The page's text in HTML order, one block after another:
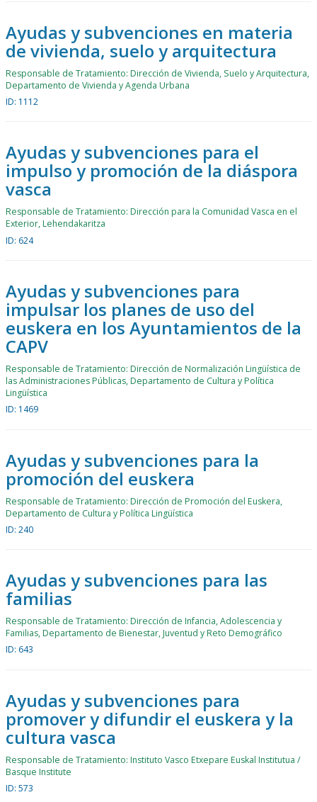
Ayudas y subvenciones en materia
de vivienda, suelo y arquitectura
Responsable de Tratamiento: Dirección de Vivienda, Suelo y Arquitectura,
Departamento de Vivienda y Agenda Urbana
ID: 1112
Ayudas y subvenciones para el
impulso y promoción de la diáspora
vasca
Responsable de Tratamiento: Dirección para la Comunidad Vasca en el
Exterior, Lehendakaritza
ID: 624
Ayudas y subvenciones para
impulsar los planes de uso del
euskera en los Ayuntamientos de la
CAPV
Responsable de Tratamiento: Dirección de Normalización Lingüística de
las Administraciones Públicas, Departamento de Cultura y Política
Lingüística
ID: 1469
Ayudas y subvenciones para la
promoción del euskera
Responsable de Tratamiento: Dirección de Promoción del Euskera,
Departamento de Cultura y Política Lingüística
ID: 240
Ayudas y subvenciones para las
familias
Responsable de Tratamiento: Dirección de Infancia, Adolescencia y
Familias, Departamento de Bienestar, Juventud y Reto Demográfico
ID: 643
Ayudas y subvenciones para
promover y difundir el euskera y la
cultura vasca
Responsable de Tratamiento: Instituto Vasco Etxepare Euskal Institutua /
Basque Institute
ID: 573